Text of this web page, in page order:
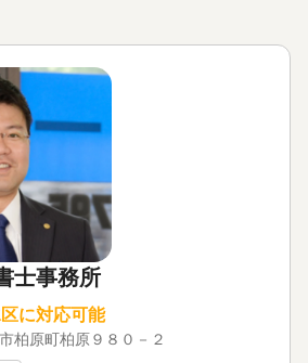
士事務所
に対応可能
柏原町柏原９８０－２